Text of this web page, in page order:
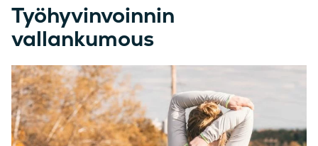
Työhyvinvoinnin
vallankumous